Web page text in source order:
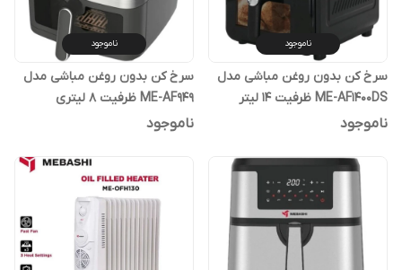
ناموجود
سرخ کن بدون روغن مباشی مدل
ME-AF1400DS ظرفیت ۱۴ لیتر
ناموجود
ناموجود
سرخ کن بدون روغن مباشی مدل
ME-AF949 ظرفیت ۸ لیتری
ناموجود